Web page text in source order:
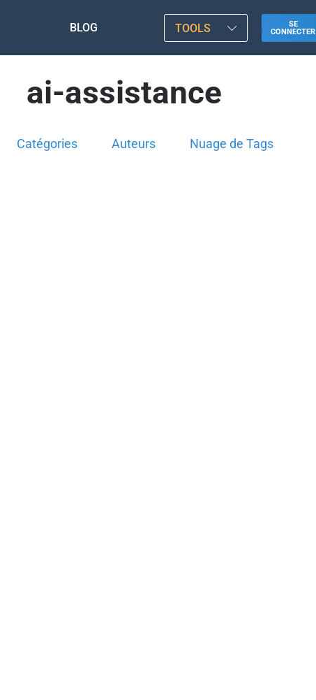
BLOG TOOLS
SE
CONNECTER
ai-assistance
Catégories Auteurs Nuage de Tags